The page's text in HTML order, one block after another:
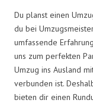
Du planst einen
du bei
umfassende
uns zum perfekten
Umzug ins Ausland
verbunden ist.
bieten dir einen